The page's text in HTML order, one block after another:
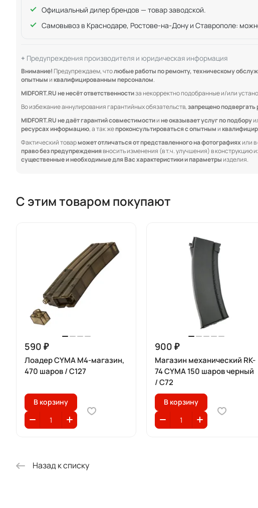
Официальный дилер брендов — товар заводской.
Самовывоз в Краснодаре, Ростове-на-Дону и Ставрополе:
Предупреждения производителя и юридическая информация
Внимание! Предупреждаем, чтолюбые работы по ремонту, техническому
опытнымиквалифицированным персоналом.
MIDFORT.RU не несёт ответственностиза некорректно подобранные и/или
Во избежание аннулирования гарантийных обязательств,запрещено подвергать
MIDFORT.RU не даёт гарантий совместимостиине оказывает услуг по подбору
ресурсах информацию, а так жепроконсультироваться с опытными
Фактический товарможет отличаться от представленного на фотографияхили
право без предупреждениявносить изменения (в т.ч. улучшения) в конструкцию
существенные и необходимые для Вас характеристики и параметрыизделия.
С этим товаром покупают
590 ₽
Лоадер CYMA M4-магазин,
470 шаров / C127
В корзину
900 ₽
Магазин механический RK-
74 CYMA 150 шаров черный
/ C72
В корзину
Назад к списку